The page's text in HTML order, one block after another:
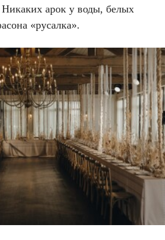
арок у воды, белых
«русалка».